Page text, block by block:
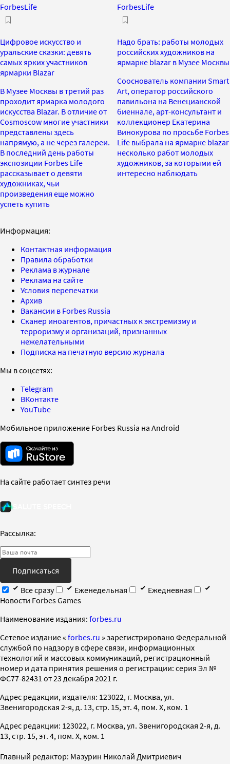
ForbesLife
Цифровое искусство и
уральские сказки: девять
самых ярких участников
ярмарки Blazar
В Музее Москвы в третий раз
проходит ярмарка молодого
искусства Blazar. В отличие от
Cosmoscow многие участники
представлены здесь
напрямую, а не через галереи.
В последний день работы
экспозиции Forbes Life
рассказывает о девяти
художниках, чьи
произведения еще можно
успеть купить
ForbesLife
Надо брать: работы молодых
российских художников на
ярмарке blazar в Музее Москвы
Сооснователь компании Smart
Art, оператор российского
павильона на Венецианской
биеннале, арт-консультант и
коллекционер Екатерина
Винокурова по просьбе Forbes
Life выбрала на ярмарке blazar
несколько работ молодых
художников, за которыми ей
интересно наблюдать
Информация:
Контактная информация
Правила обработки
Реклама в журнале
Реклама на сайте
Условия перепечатки
Архив
Вакансии в Forbes Russia
Сканер иноагентов, причастных к экстремизму и
терроризму и организаций, признанных
нежелательными
Подписка на печатную версию журнала
Мы в соцсетях:
Telegram
ВКонтакте
YouTube
Мобильное приложение Forbes Russia на Android
На сайте работает синтез речи
Рассылка:
Подписаться
Все сразу
Еженедельная
Ежедневная
Новости Forbes Games
Наименование издания: forbes.ru
Cетевое издание « forbes.ru » зарегистрировано Федеральной
службой по надзору в сфере связи, информационных
технологий и массовых коммуникаций, регистрационный
номер и дата принятия решения о регистрации: серия Эл №
ФС77-82431 от 23 декабря 2021 г.
Адрес редакции, издателя: 123022, г. Москва, ул.
Звенигородская 2-я, д. 13, стр. 15, эт. 4, пом. X, ком. 1
Адрес редакции: 123022, г. Москва, ул. Звенигородская 2-я, д.
13, стр. 15, эт. 4, пом. X, ком. 1
Главный редактор: Мазурин Николай Дмитриевич